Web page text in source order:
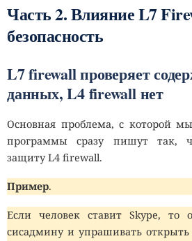
Часть 2. Влияние L7
безопасность
L7 firewall проверяет
данных, L4 firewall нет
Основная проблема, с которой
программы сразу пишут так,
защиту L4 firewall.
Пример.
Если человек ставит Skype, то
сисадмину и упрашивать